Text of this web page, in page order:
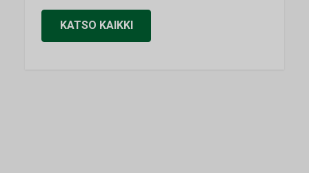
KATSO KAIKKI